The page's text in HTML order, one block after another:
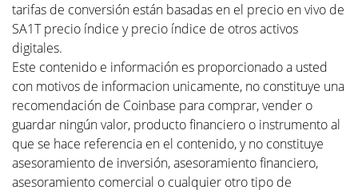
tarifas de conversión están basadas en el precio en vivo de
SA1T precio índice y precio índice de otros activos
digitales.
Este contenido e información es proporcionado a usted
con motivos de informacion unicamente, no constituye una
recomendación de Coinbase para comprar, vender o
guardar ningún valor, producto financiero o instrumento al
que se hace referencia en el contenido, y no constituye
asesoramiento de inversión, asesoramiento financiero,
asesoramiento comercial o cualquier otro tipo de